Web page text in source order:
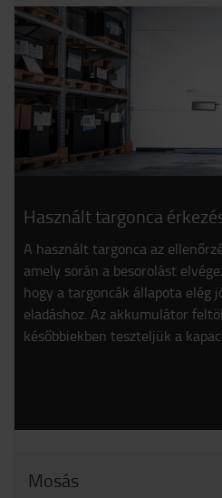
Használt targonca
A használt targonca az
amely során a besorolást
hogy a targoncák állapota elég
eladáshoz. Az akkumulátor
későbbiekben teszteljük a
Mosás